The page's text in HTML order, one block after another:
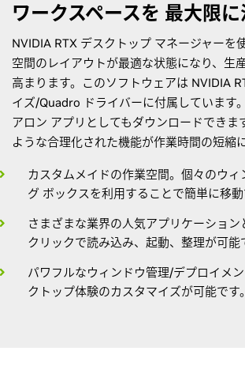
ワークスペースを 最大限
NVIDIA RTX デスクトップ マネージャーを
空間のレイアウトが最適な状態になり、生
高まります。このソフトウェアは NVIDIA
イズ/Quadro ドライバーに付属しています
アロン アプリとしてもダウンロードできま
ような合理化された機能が作業時間の短縮
カスタムメイドの作業空間。個々のウィ
グ ボックスを利用することで簡単に移動
さまざまな業界の人気アプリケーション
クリックで読み込み、起動、整理が可能
パワフルなウィンドウ管理/デプロイメ
クトップ体験のカスタマイズが可能です。